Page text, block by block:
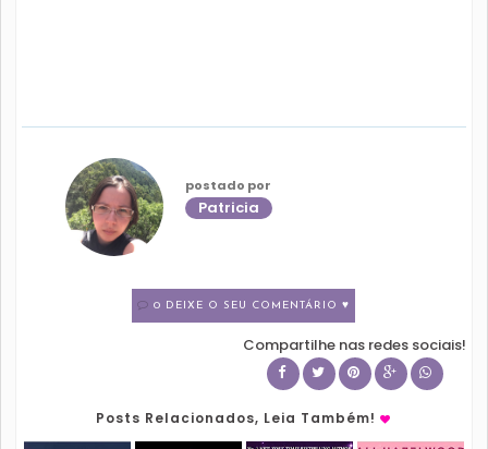
postado por
Patricia
0 DEIXE O SEU COMENTÁRIO ♥
Compartilhe nas redes sociais!
Posts Relacionados, Leia Também!